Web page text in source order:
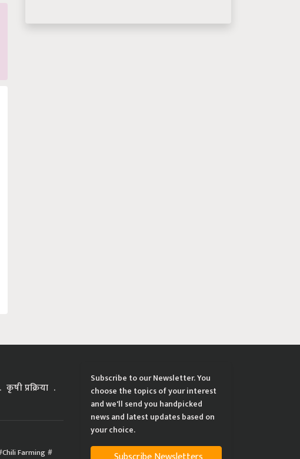
कृषी प्रक्रिया
Chili Farming
Subscribe to our Newsletter. You
choose the topics of your interest
and we'll send you handpicked
news and latest updates based on
your choice.